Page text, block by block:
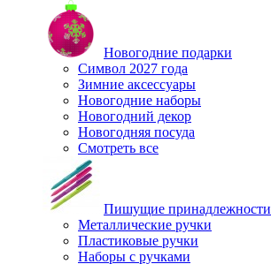
Новогодние подарки
Символ 2027 года
Зимние аксессуары
Новогодние наборы
Новогодний декор
Новогодняя посуда
Смотреть все
Пишущие принадлежности
Металлические ручки
Пластиковые ручки
Наборы с ручками